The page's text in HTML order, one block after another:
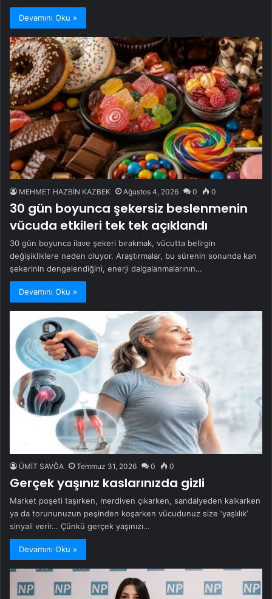
Devamını Oku »
MEHMET HAZBİN KAZBEK Ağustos 4, 2026 0 0
30 gün boyunca şekersiz beslenmenin
vücuda etkileri tek tek açıklandı
30 gün boyunca ilave şekeri bırakmak, vücutta belirgin
değişikliklere neden oluyor. Araştırmalar, bu sürenin sonunda kan
şekerinin dengelendiğini, enerji dalgalanmalarının…
Devamını Oku »
ÜMİT SAVĞA Temmuz 31, 2026 0 0
Gerçek yaşınız kaslarınızda gizli
Market poşeti taşırken, merdiven çıkarken, sandalyeden kalkarken
ya da torununuzun peşinden koşarken vücudunuz size ‘yaşlılık’
sinyali verir… Çünkü gerçek yaşınızı…
Devamını Oku »